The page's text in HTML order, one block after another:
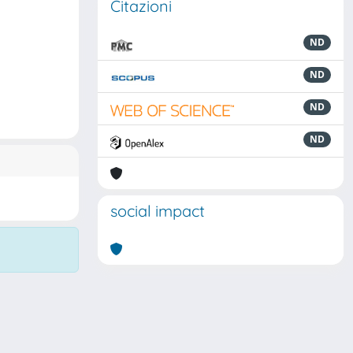
Citazioni
ND
ND
ND
ND
social impact